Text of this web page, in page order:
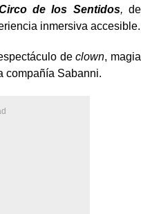
de los Sentidos, de
inmersiva accesible.
declown, magia
compañía Sabanni.